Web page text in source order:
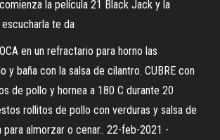
la película 21 Black Jack y la
te da
en un refractario para horno las
y baña con la salsa de cilantro. CUBRE con
de pollo y hornea a 180 C durante 20
rollitos de pollo con verduras y salsa de
almorzar o cenar.. 22-feb-2021 -